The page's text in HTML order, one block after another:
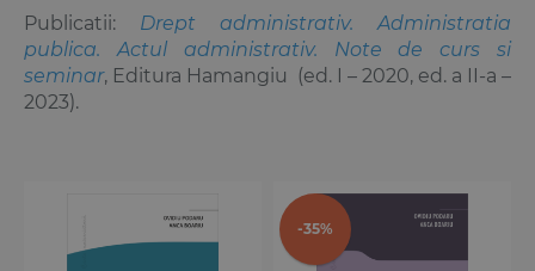
Publicatii: Drept administrativ. Administratia
publica. Actul administrativ. Note de curs si
seminar, Editura Hamangiu (ed. I – 2020, ed. a II-a –
2023).
-35%